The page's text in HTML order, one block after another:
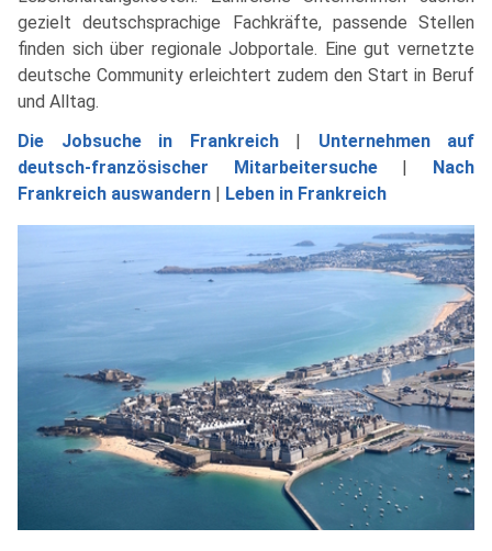
gezielt deutschsprachige Fachkräfte, passende Stellen
finden sich über regionale Jobportale. Eine gut vernetzte
deutsche Community erleichtert zudem den Start in Beruf
und Alltag.
Die Jobsuche in Frankreich| Unternehmen auf
deutsch-französischer Mitarbeitersuche|
Nach
Frankreich auswandern
Leben in Frankreich